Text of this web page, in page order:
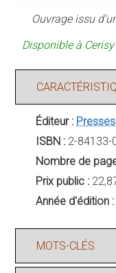
Ouvrage issu
Disponible à
Éditeur :
ISBN : 2-84133-
Nombre de
Prix public :
Année d'édition :
MOTS-CLÉS